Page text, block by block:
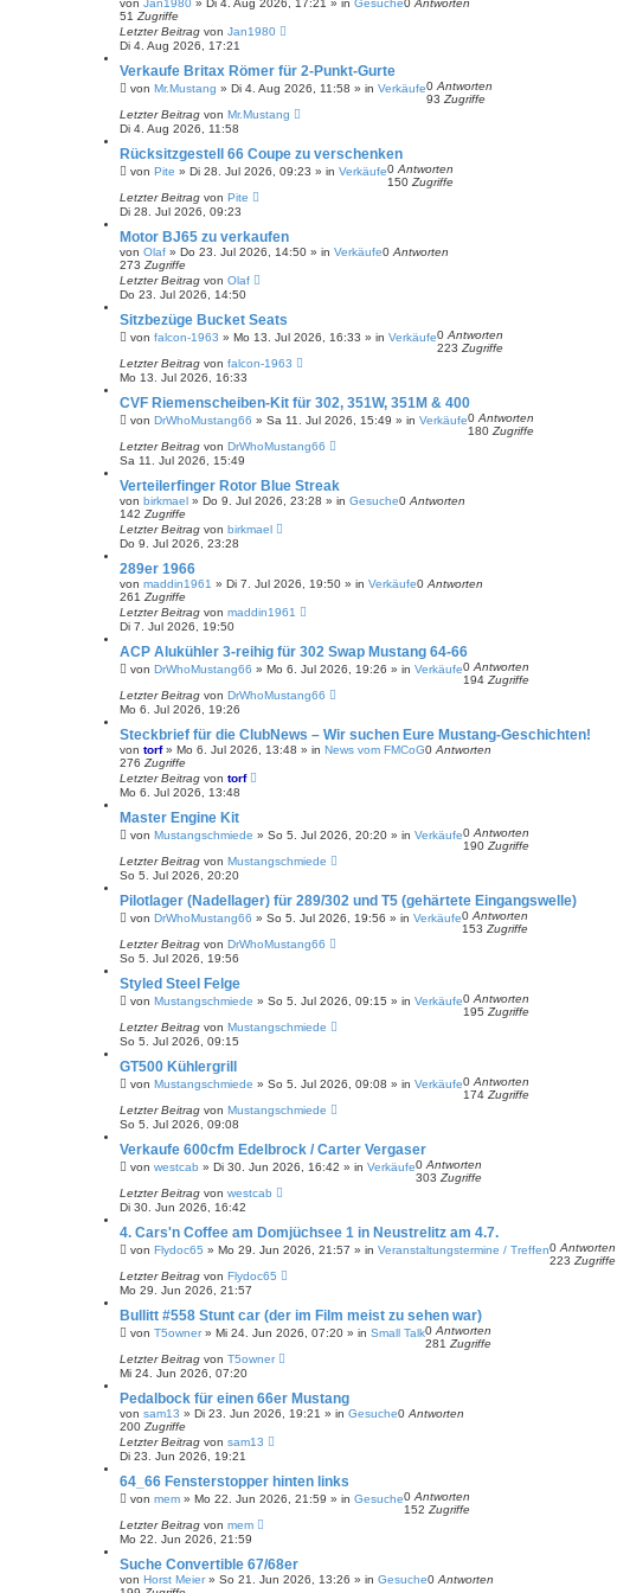
u
c
h
von Jan1980 » Di 4. Aug 2026, 17:21 » in Gesuche0 Antworten
51 Zugriffe
Letzter Beitrag von Jan1980
Di 4. Aug 2026, 17:21
Verkaufe Britax Römer für 2-Punkt-Gurte
von Mr.Mustang » Di 4. Aug 2026, 11:58 » in Verkäufe0 Antworten
93 Zugriffe
Letzter Beitrag von Mr.Mustang
Di 4. Aug 2026, 11:58
Rücksitzgestell 66 Coupe zu verschenken
von Pite » Di 28. Jul 2026, 09:23 » in Verkäufe0 Antworten
150 Zugriffe
Letzter Beitrag von Pite
Di 28. Jul 2026, 09:23
Motor BJ65 zu verkaufen
von Olaf » Do 23. Jul 2026, 14:50 » in Verkäufe0 Antworten
273 Zugriffe
Letzter Beitrag von Olaf
Do 23. Jul 2026, 14:50
Sitzbezüge Bucket Seats
von falcon-1963 » Mo 13. Jul 2026, 16:33 » in Verkäufe0 Antworten
223 Zugriffe
Letzter Beitrag von falcon-1963
Mo 13. Jul 2026, 16:33
CVF Riemenscheiben-Kit für 302, 351W, 351M & 400
von DrWhoMustang66 » Sa 11. Jul 2026, 15:49 » in Verkäufe0 Antworten
180 Zugriffe
Letzter Beitrag von DrWhoMustang66
Sa 11. Jul 2026, 15:49
Verteilerfinger Rotor Blue Streak
von birkmael » Do 9. Jul 2026, 23:28 » in Gesuche0 Antworten
142 Zugriffe
Letzter Beitrag von birkmael
Do 9. Jul 2026, 23:28
289er 1966
von maddin1961 » Di 7. Jul 2026, 19:50 » in Verkäufe0 Antworten
261 Zugriffe
Letzter Beitrag von maddin1961
Di 7. Jul 2026, 19:50
ACP Alukühler 3-reihig für 302 Swap Mustang 64-66
von DrWhoMustang66 » Mo 6. Jul 2026, 19:26 » in Verkäufe0 Antworten
194 Zugriffe
Letzter Beitrag von DrWhoMustang66
Mo 6. Jul 2026, 19:26
Steckbrief für die ClubNews – Wir suchen Eure Mustang-Geschichten!
von torf» Mo 6. Jul 2026, 13:48 » in News vom FMCoG0 Antworten
276 Zugriffe
Letzter Beitrag von torf
Mo 6. Jul 2026, 13:48
Master Engine Kit
von Mustangschmiede » So 5. Jul 2026, 20:20 » in Verkäufe0 Antworten
190 Zugriffe
Letzter Beitrag von Mustangschmiede
So 5. Jul 2026, 20:20
Pilotlager (Nadellager) für 289/302 und T5 (gehärtete Eingangswelle)
von DrWhoMustang66 » So 5. Jul 2026, 19:56 » in Verkäufe0 Antworten
153 Zugriffe
Letzter Beitrag von DrWhoMustang66
So 5. Jul 2026, 19:56
Styled Steel Felge
von Mustangschmiede » So 5. Jul 2026, 09:15 » in Verkäufe0 Antworten
195 Zugriffe
Letzter Beitrag von Mustangschmiede
So 5. Jul 2026, 09:15
GT500 Kühlergrill
von Mustangschmiede » So 5. Jul 2026, 09:08 » in Verkäufe0 Antworten
174 Zugriffe
Letzter Beitrag von Mustangschmiede
So 5. Jul 2026, 09:08
Verkaufe 600cfm Edelbrock / Carter Vergaser
von westcab » Di 30. Jun 2026, 16:42 » in Verkäufe0 Antworten
303 Zugriffe
Letzter Beitrag von westcab
Di 30. Jun 2026, 16:42
4. Cars'n Coffee am Domjüchsee 1 in Neustrelitz am 4.7.
von Flydoc65 » Mo 29. Jun 2026, 21:57 » in Veranstaltungstermine / Treffen0 Antworten
223 Zugriffe
Letzter Beitrag von Flydoc65
Mo 29. Jun 2026, 21:57
Bullitt #558 Stunt car (der im Film meist zu sehen war)
von T5owner» Mi 24. Jun 2026, 07:20 » in Small Talk0 Antworten
281 Zugriffe
Letzter Beitrag von T5owner
Mi 24. Jun 2026, 07:20
Pedalbock für einen 66er Mustang
von sam13 » Di 23. Jun 2026, 19:21 » in Gesuche0 Antworten
200 Zugriffe
Letzter Beitrag von sam13
Di 23. Jun 2026, 19:21
64_66 Fensterstopper hinten links
von mem » Mo 22. Jun 2026, 21:59 » in Gesuche0 Antworten
152 Zugriffe
Letzter Beitrag von mem
Mo 22. Jun 2026, 21:59
Suche Convertible 67/68er
von Horst Meier» So 21. Jun 2026, 13:26 » in Gesuche0 Antworten